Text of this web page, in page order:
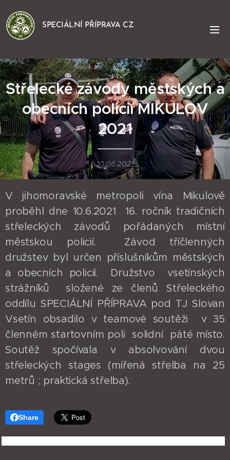
SPECIÁLNÍ PŘÍPRAVA CZ
Střelecké závody městských a
obecních policií MIKULOV
2021
10.06.2021
V jihomoravské metropoli vína Mikulově
proběhl dne 10.6.2021 16. ročník tradičních
střeleckých závodů pořádaných místní
městskou policií. Závod tříčlenných
družstev byl určen příslušníkům městských
a obecních policií. Družstvo vsetínských
strážníků složené ze členů Střeleckého
oddílu SPECIÁLNÍ PŘÍPRAVA pod TJ Slovan
Vsetín obsadilo v teamové soutěži v 35
členném startovním poli solidní páté místo.
Soutěž spočívala v absolvování dvou
střeleckých stages (mířená střelba na 25
metrů ; praktická střelba).
Share